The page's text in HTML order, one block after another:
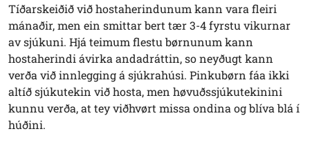
Tíðarskeiðið við hostaherindunum kann vara fleiri
mánaðir, men ein smittar bert tær 3-4 fyrstu vikurnar
av sjúkuni. Hjá teimum flestu børnunum kann
hostaherindi ávirka andadráttin, so neyðugt kann
verða við innlegging á sjúkrahúsi. Pinkubørn fáa ikki
altíð sjúkutekin við hosta, men høvuðssjúkutekinini
kunnu verða, at tey viðhvørt missa ondina og blíva blá í
húðini.